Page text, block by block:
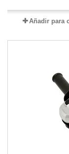
Añadir para